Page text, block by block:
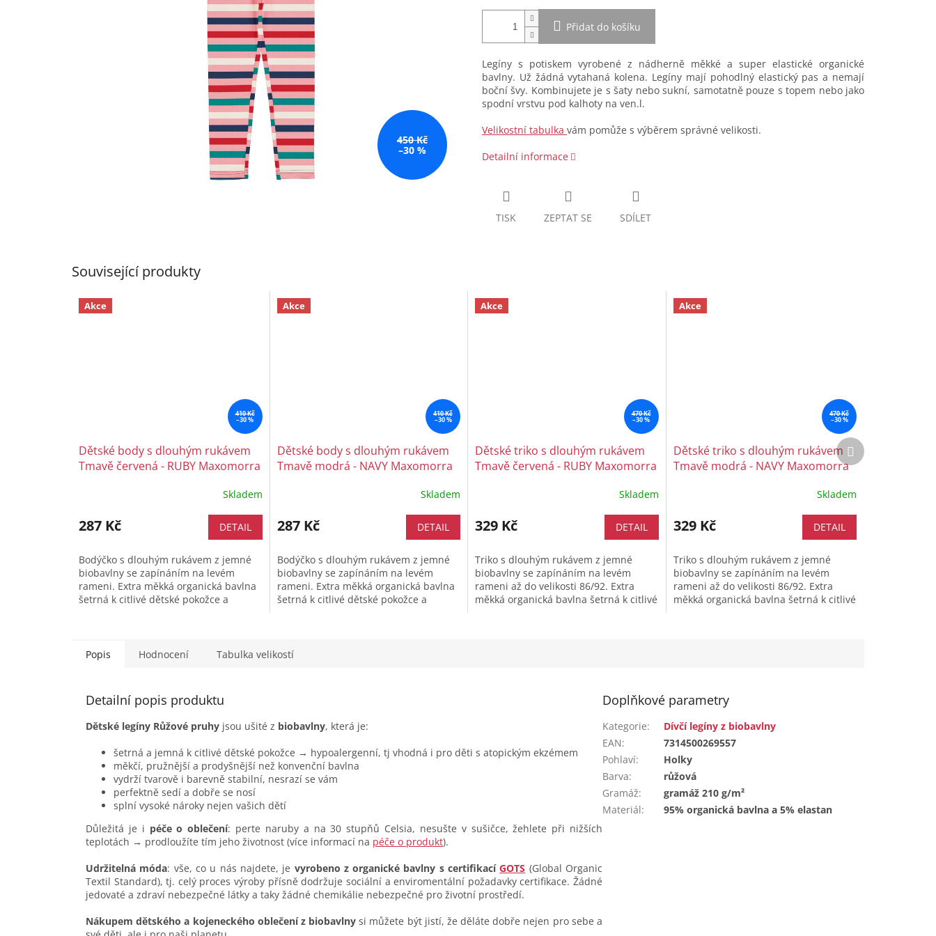
450 Kč
–30 %
Přidat do košíku
Legíny s potiskem vyrobené z nádherně měkké a super elastické organické
bavlny. Už žádná vytahaná kolena. Legíny mají pohodlný elastický pas a nemají
boční švy. Kombinujete je s šaty nebo sukní, samotatně pouze s topem nebo jako
spodní vrstvu pod kalhoty na ven.l.
Velikostní tabulka vám pomůže s výběrem správné velikosti.
Detailní informace
TISK ZEPTAT SE SDÍLET
Související produkty
Akce
410 Kč
–30 %
Dětské body s dlouhým rukávem
Tmavě červená - RUBY Maxomorra
Skladem
287 Kč DETAIL
Bodýčko s dlouhým rukávem z jemné
biobavlny se zapínáním na levém
rameni. Extra měkká organická bavlna
šetrná k citlivé dětské pokožce a
Akce
410 Kč
–30 %
Dětské body s dlouhým rukávem
Tmavě modrá - NAVY Maxomorra
Skladem
287 Kč DETAIL
Bodýčko s dlouhým rukávem z jemné
biobavlny se zapínáním na levém
rameni. Extra měkká organická bavlna
šetrná k citlivé dětské pokožce a
Akce
470 Kč
–30 %
Dětské triko s dlouhým rukávem
Tmavě červená - RUBY Maxomorra
Skladem
329 Kč DETAIL
Triko s dlouhým rukávem z jemné
biobavlny se zapínáním na levém
rameni až do velikosti 86/92. Extra
měkká organická bavlna šetrná k citlivé
Akce
470 Kč
–30 %
Dětské triko s dlouhým rukávem
Tmavě modrá - NAVY Maxomorra
Skladem
329 Kč DETAIL
Triko s dlouhým rukávem z jemné
biobavlny se zapínáním na levém
rameni až do velikosti 86/92. Extra
měkká organická bavlna šetrná k citlivé
Další
produkt
Popis Hodnocení Tabulka velikostí
Detailní popis produktu
Dětské legíny Růžové pruhy jsou ušité z biobavlny, která je:
šetrná a jemná k citlivé dětské pokožce → hypoalergenní, tj vhodná i pro děti s atopickým ekzémem
měkčí, pružnější a prodyšnější než konvenční bavlna
vydrží tvarově i barevně stabilní, nesrazí se vám
perfektně sedí a dobře se nosí
splní vysoké nároky nejen vašich dětí
Důležitá je i péče o oblečení: perte naruby a na 30 stupňů Celsia, nesušte v sušičce, žehlete při nižších
teplotách → prodloužíte tím jeho životnost (více informací na péče o produkt).
Udržitelná móda: vše, co u nás najdete, je vyrobeno z organické bavlny s certifikacíGOTS (Global Organic
Textil Standard), tj. celý proces výroby přísně dodržuje sociální a enviromentální požadavky certifikace. Žádné
jedovaté a zdraví nebezpečné látky a taky žádné chemikálie nebezpečné pro životní prostředí.
Nákupem dětského a kojeneckého oblečení z biobavlny si můžete být jistí, že děláte dobře nejen pro sebe a
Doplňkové parametry
Kategorie:
Dívčí legíny z biobavlny
EAN:
7314500269557
Pohlaví:
Holky
Barva:
růžová
Gramáž:
gramáž 210 g/m²
Materiál: 95% organická bavlna a 5% elastan